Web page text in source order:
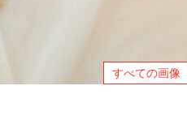
すべての画像